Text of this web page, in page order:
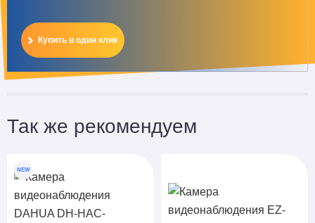
Купить в один клик
Так же рекомендуем
NEW